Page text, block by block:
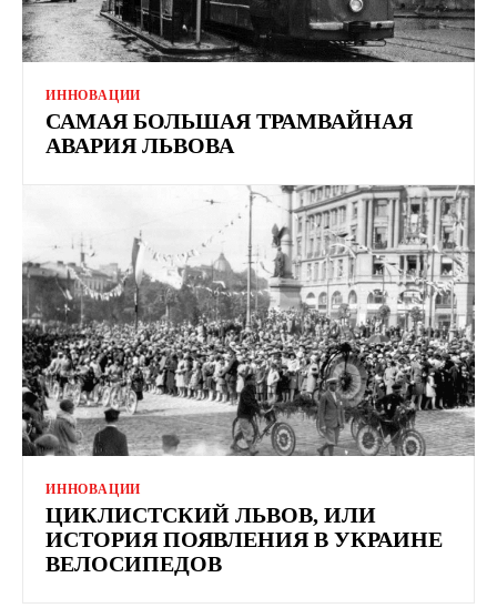
ИННОВАЦИИ
САМАЯ БОЛЬШАЯ ТРАМВАЙНАЯ
АВАРИЯ ЛЬВОВА
ИННОВАЦИИ
ЦИКЛИСТСКИЙ ЛЬВОВ, ИЛИ
ИСТОРИЯ ПОЯВЛЕНИЯ В УКРАИНЕ
ВЕЛОСИПЕДОВ